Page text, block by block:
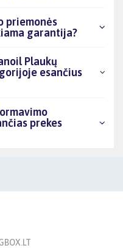
priemonės
garantija?
Plaukų
esančius
prekes